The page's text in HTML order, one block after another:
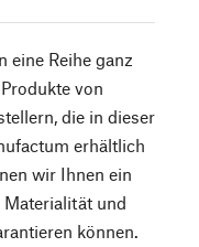
eine Reihe ganz
von
die in dieser
erhältlich
wir Ihnen ein
und
können.